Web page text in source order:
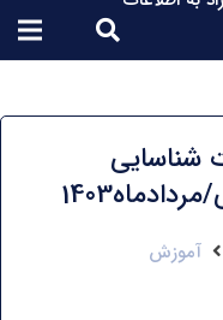
شناسایی
آموزش